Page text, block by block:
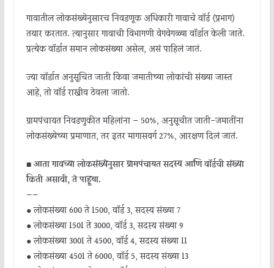
गावातील लोकसंख्येनुसारच निवडणूक अधिकारी गावाचे वॉर्ड (प्रभाग)
तयार करतात. त्यानुसार गावाची विभागणी वेगवेगळ्या वॉर्डात केली जाते.
प्रत्येक वॉर्डात समान लोकसंख्या असेल, असं पाहिलं जातं.
ज्या वॉर्डात अनुसूचित जाती किंवा जमातीच्या लोकांची संख्या जास्त
आहे, तो वॉर्ड राखीव ठेवला जातो.
ग्रामपंचायत निवडणुकीत महिलांना – 50%, अनुसूचीत जाती-जमातींना
लोकसंख्येच्या प्रमाणात, तर इतर मागासवर्ग 27%, आरक्षण दिलं जातं.
■आता गावच्या लोकसंख्येनुसार ग्रामपंचायत सदस्य आणि वॉर्डची संख्या
किती असावी, ते पाहूया.
——
● लोकसंख्या 600 ते 1500, वॉर्ड 3, सदस्य संख्या 7
● लोकसंख्या 1501 ते 3000, वॉर्ड 3, सदस्य संख्या 9
● लोकसंख्या 3001 ते 4500, वॉर्ड 4, सदस्य संख्या 11
● लोकसंख्या 4501 ते 6000, वॉर्ड 5, सदस्य संख्या 13